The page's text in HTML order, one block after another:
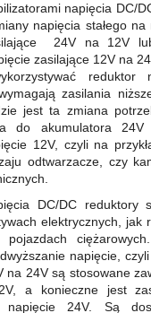
napięcia DC/
napięcia stałego na
24V na 12V
zasilające 12V na
zasilania
jest ta zmiana
do akumulatora
12V, czyli na
odtwarzacze, czy
DC/DC reduktory
elektrycznych, jak
napięcie,
na 24V są stosowane
a konieczne jest
napięcie 24V. Są